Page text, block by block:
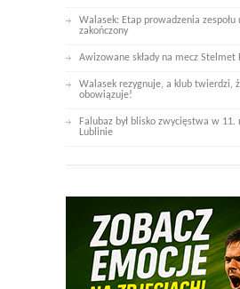
Walasek: Etap prowadzenia zespołu
zakończony
Awizowane składy na mecz Stelmet
Walasek rezygnuje, a klub twierdzi,
obowiązuje!
Falubaz był blisko zwycięstwa w 11.
Lublinie